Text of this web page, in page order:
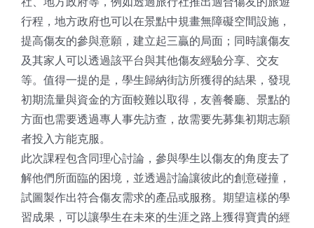
行程，地方政府也可以在景點中規畫無障礙空間設施，
提高傷友的參與意願，建立起三贏的局面；同時讓傷友
及其家人可以透過該平台與其他傷友經驗分享、交友
等。值得一提的是，學生歸納街訪所獲得的結果，發現
初期流量與資金的方面較難以取得，友善餐廳、景點的
方面也需要透過專人事先訪查，故需要先募集初期志願
者投入方能克服。
此次課程包含同理心討論，參與學生以傷友的角度去了
解他們所面臨的困境，並透過討論讓彼此的創意碰撞，
試圖製作出符合傷友需求的產品或服務。期望這樣的學
習成果，可以讓學生在未來的生涯之路上獲得寶貴的經